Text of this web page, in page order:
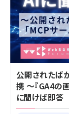
公開されたば
携 ～『GA4の
に聞けば即答